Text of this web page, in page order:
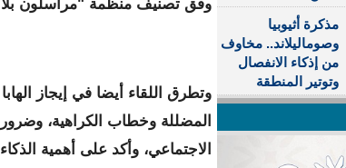
مذكرة أثيوبيا
وصوماليلاند.. مخاوف
من إذكاء الانفصال
وتوتير المنطقة
وفق تصنيف منظمة "مراسلون بلا
وتطرق اللقاء أيضا في إيجاز
المضللة وخطاب الكراهية،
الاجتماعي، وأكد على أهمية